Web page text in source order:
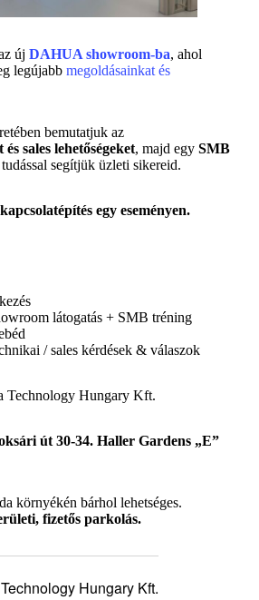
új DAHUA showroom-ba, ahol
legújabb megoldásainkat és
bemutatjuk az
sales lehetőségeket, majd egy SMB
segítjük üzleti sikereid.
egy eseményen.
látogatás + SMB tréning
/ sales kérdések & válaszok
Technology Hungary Kft.
út 30-34. Haller Gardens „E”
környékén bárhol lehetséges.
fizetős parkolás.
Hungary Kft.